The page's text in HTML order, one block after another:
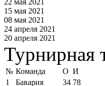
15 мая 2021
08 мая 2021
24 апреля 2021
20 апреля 2021
Турнирная
№ Команда О И
1
Бавария 34 78